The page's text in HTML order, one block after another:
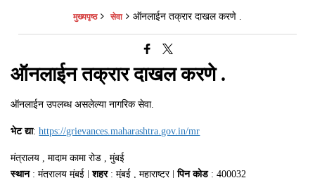
मुख्यपृष्ठ सेवा ऑनलाईन तक्रार दाखल करणे .
ऑनलाईन तक्रार दाखल करणे .
ऑनलाईन उपलब्ध असलेल्या नागरिक सेवा.
भेट द्या:https://grievances.maharashtra.gov.in/mr
मंत्रालय , मादाम कामा रोड , मुंबई
स्थान: मंत्रालय मुंबई |शहर: मुंबई , महाराष्ट्र |पिन कोड: 400032